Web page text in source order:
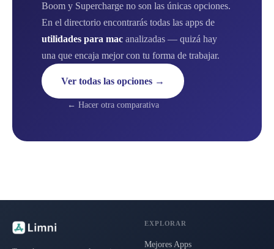
Boom y Supercharge no son las únicas opciones.
En el directorio encontrarás todas las apps de
utilidades para mac analizadas — quizá hay
una que encaja mejor con tu forma de trabajar.
Ver todas las opciones →
← Hacer otra comparativa
EXPLORAR
Mejores Apps